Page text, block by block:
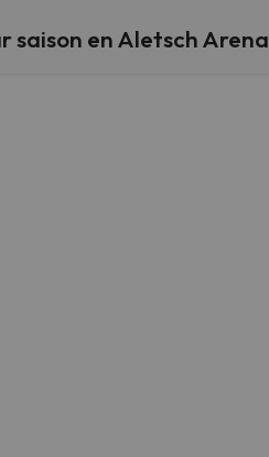
saison en Aletsch Arena